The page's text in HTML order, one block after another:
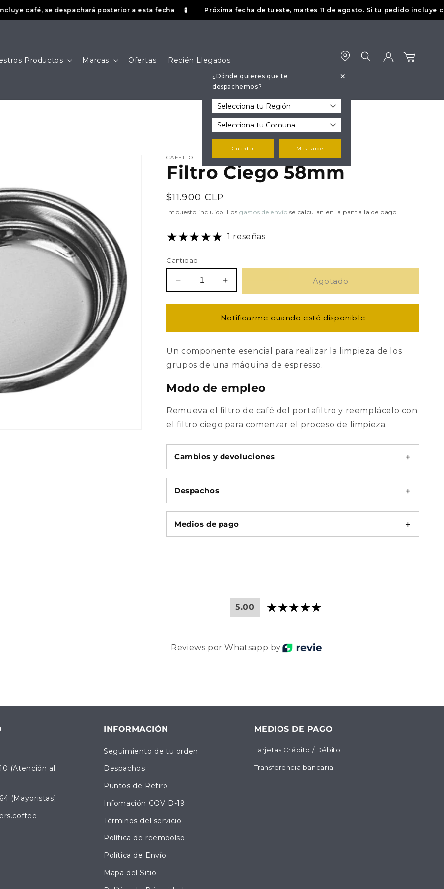
café, se despachará posterior a esta fecha 🧪 Próxima fecha de tueste, martes 11 de agosto. Si tu pedido incluye café,
Productos Marcas Ofertas Recién Llegados
¿Dónde quieres que te
despachemos?
+
Guardar Más tarde
CAFETTO
Filtro Ciego 58mm
Precio
habitual
$11.900 CLP
Impuesto incluido. Losgastos de envío se calculan en la pantalla de pago.
1 reseñas
Cantidad
Reducir
cantidad
para
Aumentar
cantidad
para
Filtro
Agotado
Notificarme cuando esté disponible
Un componente esencial para realizar la limpieza de los
grupos de una máquina de espresso.
Modo de empleo
Remueva el filtro de café del portafiltro y reemplácelo con
el filtro ciego para comenzar el proceso de limpieza.
Cambios y devoluciones
Despachos
Medios de pago
5.00
Reviews por Whatsapp by
(Atención al
(Mayoristas)
INFORMACIÓN
Seguimiento de tu orden
Despachos
Puntos de Retiro
Infomación COVID-19
Términos del servicio
Política de reembolso
Política de Envío
Mapa del Sitio
MEDIOS DE PAGO
Tarjetas Crédito / Débito
Transferencia bancaria